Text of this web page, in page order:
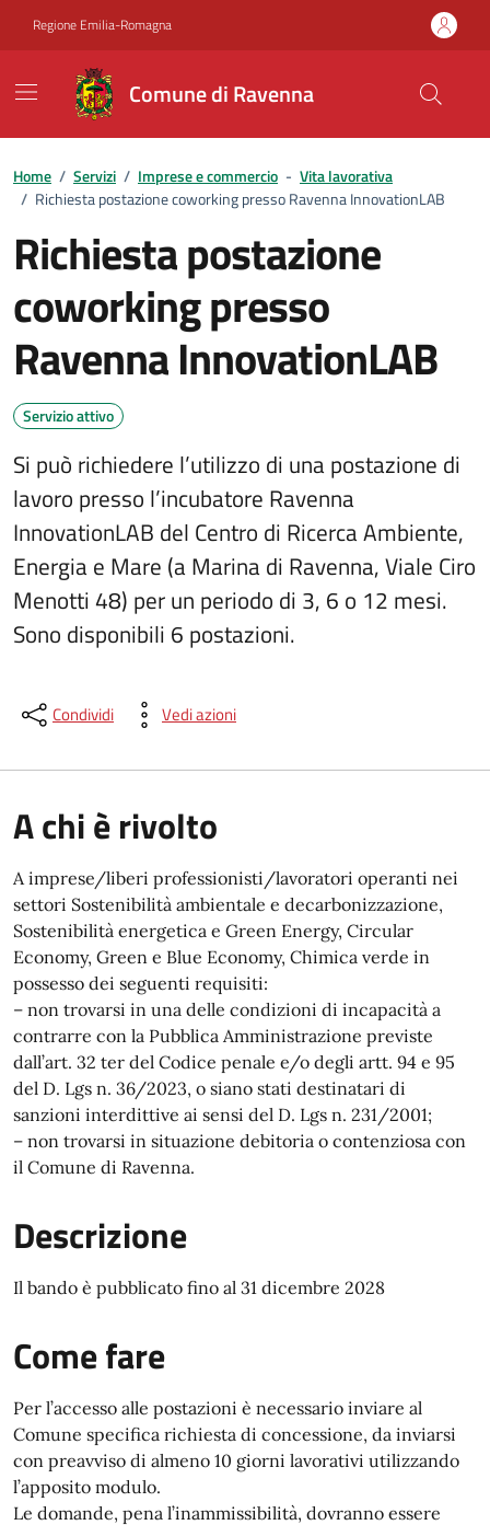
Regione Emilia-Romagna
Comune di Ravenna
Home / Servizi / Imprese e commercio - Vita lavorativa
/ Richiesta postazione coworking presso Ravenna InnovationLAB
Richiesta postazione
coworking presso
Ravenna InnovationLAB
Servizio attivo
Si può richiedere l’utilizzo di una postazione di
lavoro presso l’incubatore Ravenna
InnovationLAB del Centro di Ricerca Ambiente,
Energia e Mare (a Marina di Ravenna, Viale Ciro
Menotti 48) per un periodo di 3, 6 o 12 mesi.
Sono disponibili 6 postazioni.
Condividi Vedi azioni
A chi è rivolto
A imprese/liberi professionisti/lavoratori operanti nei
settori Sostenibilità ambientale e decarbonizzazione,
Sostenibilità energetica e Green Energy, Circular
Economy, Green e Blue Economy, Chimica verde in
possesso dei seguenti requisiti:
– non trovarsi in una delle condizioni di incapacità a
contrarre con la Pubblica Amministrazione previste
dall’art. 32 ter del Codice penale e/o degli artt. 94 e 95
del D. Lgs n. 36/2023, o siano stati destinatari di
sanzioni interdittive ai sensi del D. Lgs n. 231/2001;
– non trovarsi in situazione debitoria o contenziosa con
il Comune di Ravenna.
Descrizione
Il bando è pubblicato fino al 31 dicembre 2028
Come fare
Per l’accesso alle postazioni è necessario inviare al
Comune specifica richiesta di concessione, da inviarsi
con preavviso di almeno 10 giorni lavorativi utilizzando
l’apposito modulo.
Le domande, pena l’inammissibilità, dovranno essere